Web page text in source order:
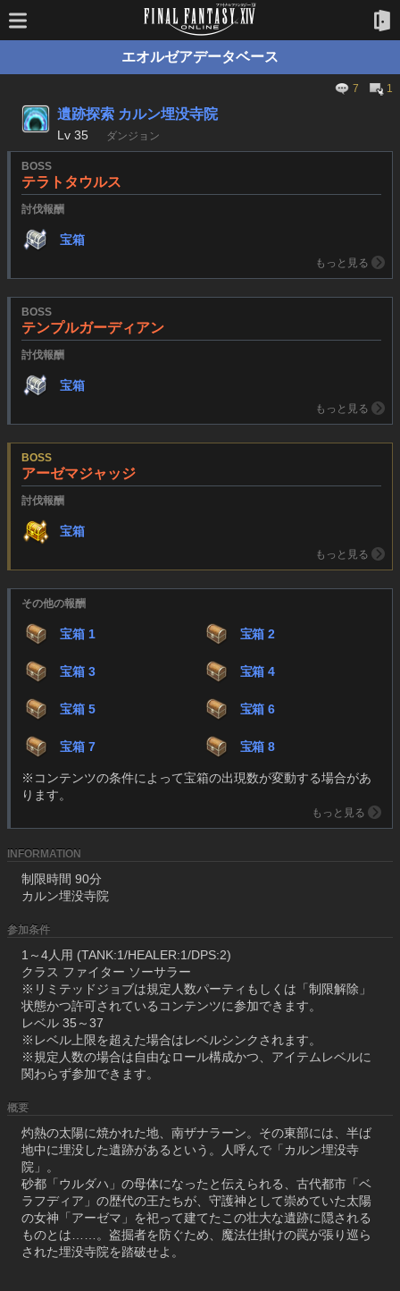
エオルゼアデータベース
7 1
遺跡探索 カルン埋没寺院
Lv 35 ダンジョン
BOSS
テラトタウルス
討伐報酬
宝箱
もっと見る
BOSS
テンプルガーディアン
討伐報酬
宝箱
もっと見る
BOSS
アーゼマジャッジ
討伐報酬
宝箱
もっと見る
その他の報酬
宝箱 1 宝箱 2
宝箱 3 宝箱 4
宝箱 5 宝箱 6
宝箱 7 宝箱 8
※コンテンツの条件によって宝箱の出現数が変動する場合があ
ります。
もっと見る
INFORMATION
制限時間 90分
カルン埋没寺院
参加条件
1～4人用 (TANK:1/HEALER:1/DPS:2)
クラス ファイター ソーサラー
※リミテッドジョブは規定人数パーティもしくは「制限解除」
状態かつ許可されているコンテンツに参加できます。
レベル 35～37
※レベル上限を超えた場合はレベルシンクされます。
※規定人数の場合は自由なロール構成かつ、アイテムレベルに
関わらず参加できます。
概要
灼熱の太陽に焼かれた地、南ザナラーン。その東部には、半ば
地中に埋没した遺跡があるという。人呼んで「カルン埋没寺
院」。
砂都「ウルダハ」の母体になったと伝えられる、古代都市「ベ
ラフディア」の歴代の王たちが、守護神として崇めていた太陽
の女神「アーゼマ」を祀って建てたこの壮大な遺跡に隠される
ものとは……。盗掘者を防ぐため、魔法仕掛けの罠が張り巡ら
された埋没寺院を踏破せよ。